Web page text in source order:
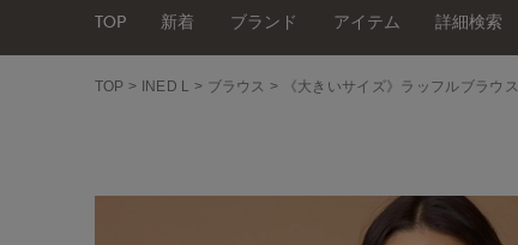
TOP 新着 ブランド アイテム 詳細検索
TOP INED L ブラウス 《大きいサイズ》ラッフルブラウス